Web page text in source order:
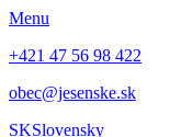
Menu
+421 47 56 98 422
obec@jesenske.sk
SKSlovensky